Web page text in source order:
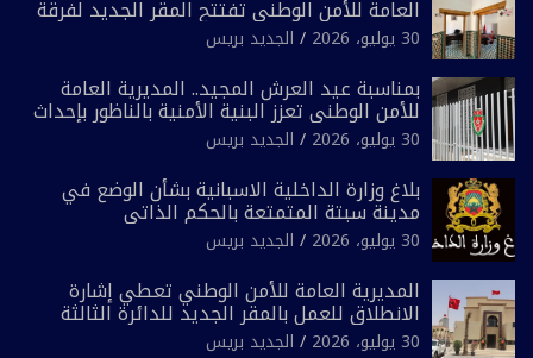
العامة للأمن الوطني تفتتح المقر الجديد لفرقة
الشرطة السياحية بفاس
30 يوليو، 2026 الجديد بريس
بمناسبة عيد العرش المجيد.. المديرية العامة
للأمن الوطني تعزز البنية الأمنية بالناظور بإحداث
فرقتين جديدتين
30 يوليو، 2026 الجديد بريس
بلاغ وزارة الداخلية الاسبانية بشأن الوضع في
مدينة سبتة المتمتعة بالحكم الذاتي
30 يوليو، 2026 الجديد بريس
المديرية العامة للأمن الوطني تعطي إشارة
الانطلاق للعمل بالمقر الجديد للدائرة الثالثة
للشرطة بولاية أمن العيون
30 يوليو، 2026 الجديد بريس